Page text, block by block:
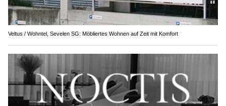
Veltus / Wohntel, Sevelen SG: Möbliertes Wohnen auf Zeit mit Komfort